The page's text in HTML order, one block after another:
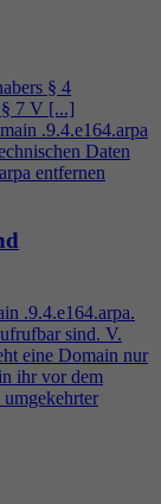
§ 4
7 V [...]
.9.4.e164.arpa
Daten
entfernen
.9.4.e164.arpa.
sind. V.
eine Domain nur
ihr vor dem